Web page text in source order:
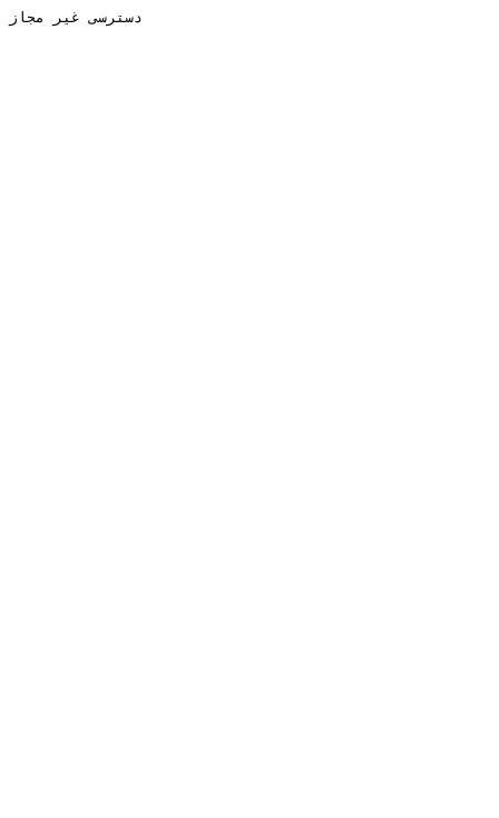
دسترسی غیر مجاز